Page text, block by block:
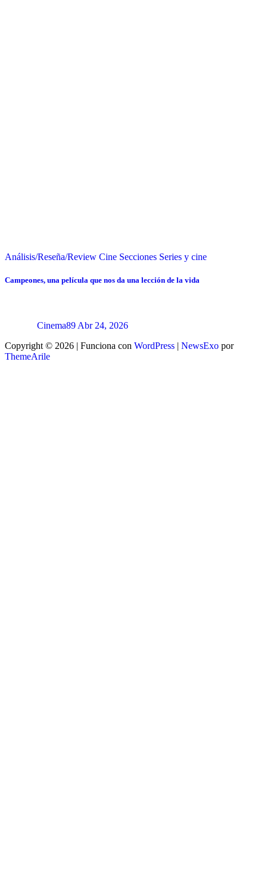
Análisis/Reseña/Review Cine Secciones Series y cine
Campeones, una película que nos da una lección de la vida
Cinema89 Abr 24, 2026
Copyright © 2026 | Funciona con WordPress | NewsExo por
ThemeArile